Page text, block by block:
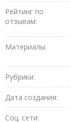
Рейтинг по
отзывам:
Материалы:
Рубрики:
Дата создания:
Соц. сети: